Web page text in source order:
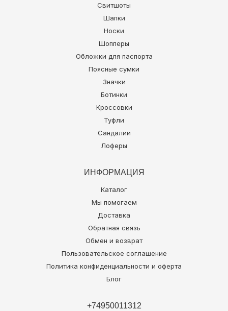
Свитшоты
Шапки
Носки
Шопперы
Обложки для паспорта
Поясные сумки
Значки
Ботинки
Кроссовки
Туфли
Сандалии
Лоферы
ИНФОРМАЦИЯ
Каталог
Мы помогаем
Доставка
Обратная связь
Обмен и возврат
Пользовательское соглашение
Политика конфиденциальности и оферта
Блог
+74950011312